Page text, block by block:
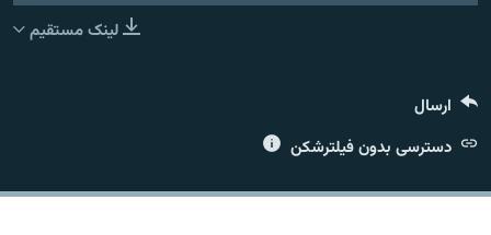
لینک مستقیم
ارسال
دسترسی بدون فیلترشکن